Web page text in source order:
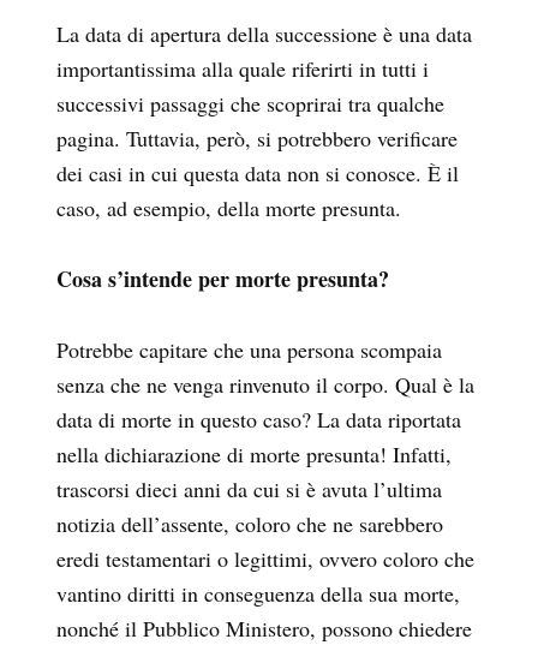
La data di apertura della successione è una data
importantissima alla quale riferirti in tutti i
successivi passaggi che scoprirai tra qualche
pagina. Tuttavia, però, si potrebbero verificare
dei casi in cui questa data non si conosce. È il
caso, ad esempio, della morte presunta.
Cosa s’intende per morte presunta?
Potrebbe capitare che una persona scompaia
senza che ne venga rinvenuto il corpo. Qual è la
data di morte in questo caso? La data riportata
nella dichiarazione di morte presunta! Infatti,
trascorsi dieci anni da cui si è avuta l’ultima
notizia dell’assente, coloro che ne sarebbero
eredi testamentari o legittimi, ovvero coloro che
vantino diritti in conseguenza della sua morte,
nonché il Pubblico Ministero, possono chiedere